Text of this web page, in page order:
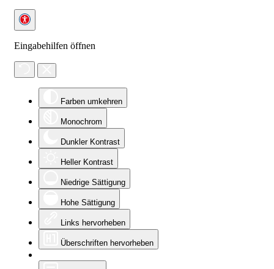
Eingabehilfen öffnen
Farben umkehren
Monochrom
Dunkler Kontrast
Heller Kontrast
Niedrige Sättigung
Hohe Sättigung
Links hervorheben
Überschriften hervorheben